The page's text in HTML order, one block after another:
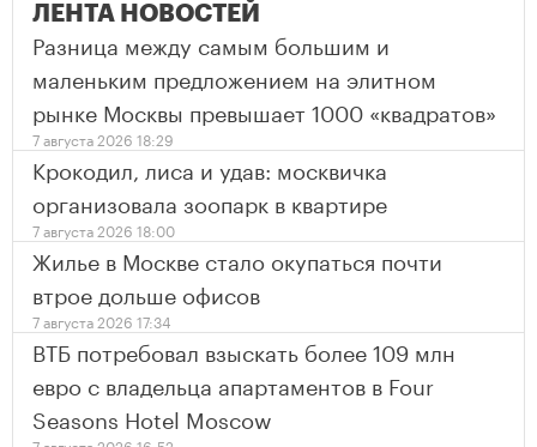
ЛЕНТА НОВОСТЕЙ
Разница между самым большим и
маленьким предложением на элитном
рынке Москвы превышает 1000 «квадратов»
7 августа 2026 18:29
Крокодил, лиса и удав: москвичка
организовала зоопарк в квартире
7 августа 2026 18:00
Жилье в Москве стало окупаться почти
втрое дольше офисов
7 августа 2026 17:34
ВТБ потребовал взыскать более 109 млн
евро с владельца апартаментов в Four
Seasons Hotel Moscow